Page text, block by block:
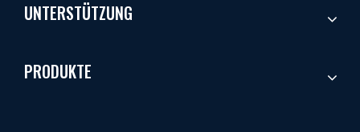
UNTERSTÜTZUNG
PRODUKTE